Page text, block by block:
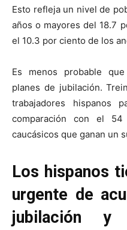
Esto refleja un nivel de
años o mayores del 18.7
el 10.3 por ciento de los
Es menos probable
planes de jubilación.
trabajadores hispanos
comparación con el
caucásicos que ganan un
Los hispanos
urgente de
jubilación y